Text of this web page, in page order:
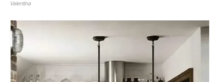
Valentina